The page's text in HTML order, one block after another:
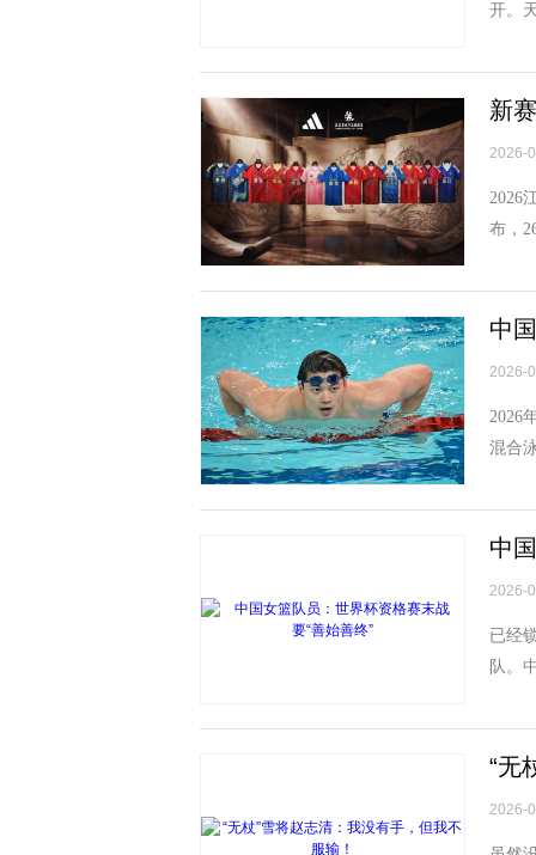
开。
新
2026-
2026
布，
中
2026-
2026
混合
中
2026-
已经
队。
“无
2026-